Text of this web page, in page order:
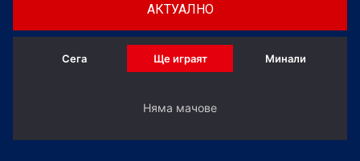
АКТУАЛНО
Сега Ще играят Минали
Няма мачове